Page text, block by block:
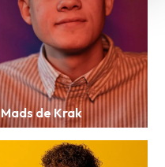
Mads de Krak